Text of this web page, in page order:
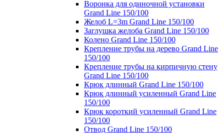
Воронка для одиночной установки
Grand Line 150/100
Желоб L=3m Grand Line 150/100
Заглушка желоба Grand Line 150/100
Колено Grand Line 150/100
Крепление трубы на дерево Grand Line
150/100
Крепление трубы на кирпичную стену
Grand Line 150/100
Крюк длинный Grand Line 150/100
Крюк длинный усиленный Grand Line
150/100
Крюк короткий усиленный Grand Line
150/100
Отвод Grand Line 150/100